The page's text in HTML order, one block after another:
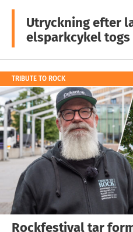
Utryckning efter
elsparkcykel
TRIBUTE TO ROCK
Rockfestival tar